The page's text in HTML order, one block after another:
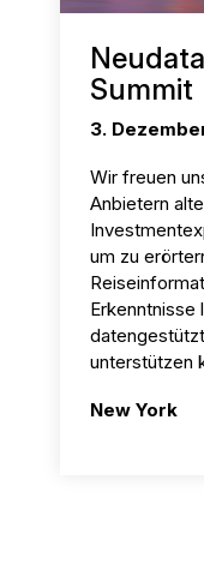
Summit
3.
Wir freuen
Anbietern
um zu
Erkenntnisse
unterstützen
New York